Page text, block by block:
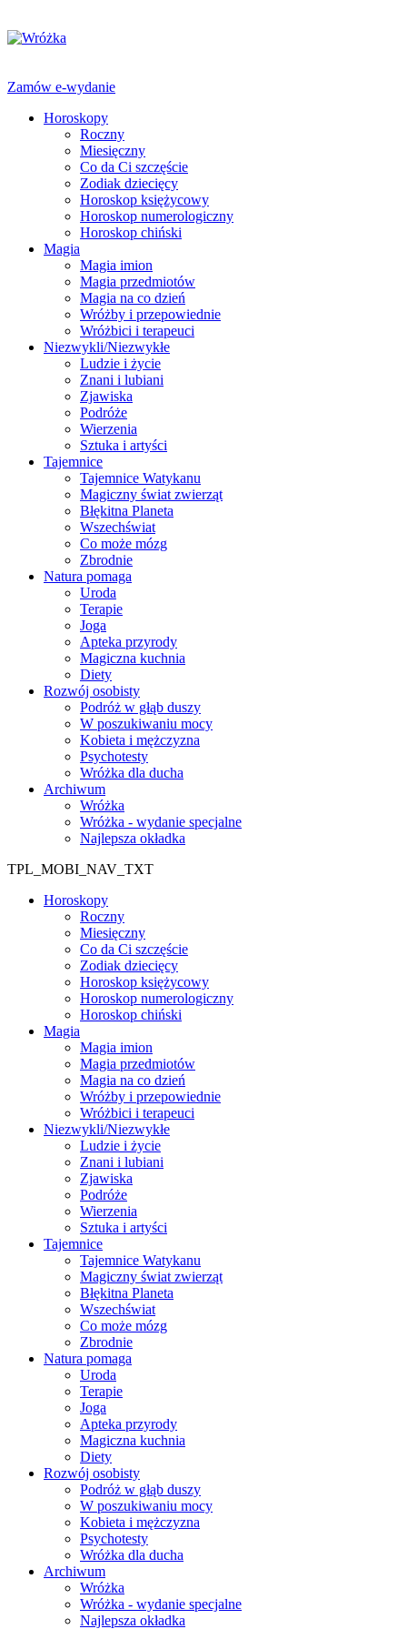
Zamów e-wydanie
Horoskopy
Roczny
Miesięczny
Co da Ci szczęście
Zodiak dziecięcy
Horoskop księżycowy
Horoskop numerologiczny
Horoskop chiński
Magia
Magia imion
Magia przedmiotów
Magia na co dzień
Wróżby i przepowiednie
Wróżbici i terapeuci
Niezwykli/Niezwykłe
Ludzie i życie
Znani i lubiani
Zjawiska
Podróże
Wierzenia
Sztuka i artyści
Tajemnice
Tajemnice Watykanu
Magiczny świat zwierząt
Błękitna Planeta
Wszechświat
Co może mózg
Zbrodnie
Natura pomaga
Uroda
Terapie
Joga
Apteka przyrody
Magiczna kuchnia
Diety
Rozwój osobisty
Podróż w głąb duszy
W poszukiwaniu mocy
Kobieta i mężczyzna
Psychotesty
Wróżka dla ducha
Archiwum
Wróżka
Wróżka - wydanie specjalne
Najlepsza okładka
TPL_MOBI_NAV_TXT
Horoskopy
Roczny
Miesięczny
Co da Ci szczęście
Zodiak dziecięcy
Horoskop księżycowy
Horoskop numerologiczny
Horoskop chiński
Magia
Magia imion
Magia przedmiotów
Magia na co dzień
Wróżby i przepowiednie
Wróżbici i terapeuci
Niezwykli/Niezwykłe
Ludzie i życie
Znani i lubiani
Zjawiska
Podróże
Wierzenia
Sztuka i artyści
Tajemnice
Tajemnice Watykanu
Magiczny świat zwierząt
Błękitna Planeta
Wszechświat
Co może mózg
Zbrodnie
Natura pomaga
Uroda
Terapie
Joga
Apteka przyrody
Magiczna kuchnia
Diety
Rozwój osobisty
Podróż w głąb duszy
W poszukiwaniu mocy
Kobieta i mężczyzna
Psychotesty
Wróżka dla ducha
Archiwum
Wróżka
Wróżka - wydanie specjalne
Najlepsza okładka